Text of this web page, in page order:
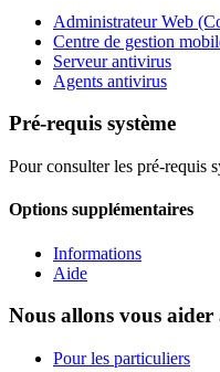
Administrateur Web
Centre de gestion
Serveur antivirus
Agents antivirus
Pré-requis système
Pour consulter les pré-requis
Options supplémentaires
Informations
Aide
Nous allons vous
Pour les particuliers